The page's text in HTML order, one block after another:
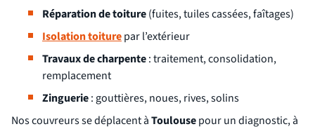
Réparation de toiture(fuites, tuiles cassées, faîtages)
Isolation toiturepar l’extérieur
Travaux de charpente: traitement, consolidation,
remplacement
Zinguerie: gouttières, noues, rives, solins
Nos couvreurs se déplacent àToulousepour un diagnostic, à